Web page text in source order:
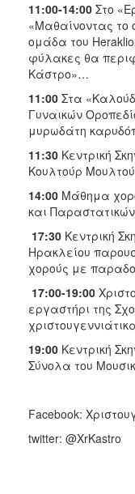
11:00-14:00 Στο
«Μαθαίνοντας το
ομάδα του
φύλακες θα
Κάστρο»…
11:00 Στα
Γυναικών
μυρωδάτη
11:30 Κεντρική
Κουλτούρ
14:00 Μάθημα
και
17:30 Κεντρική
Ηρακλείου
χορούς με
17:00-19:00
εργαστήρι της
19:00 Κεντρική
Σύνολα του
Facebook:
twitter: @XrKastro